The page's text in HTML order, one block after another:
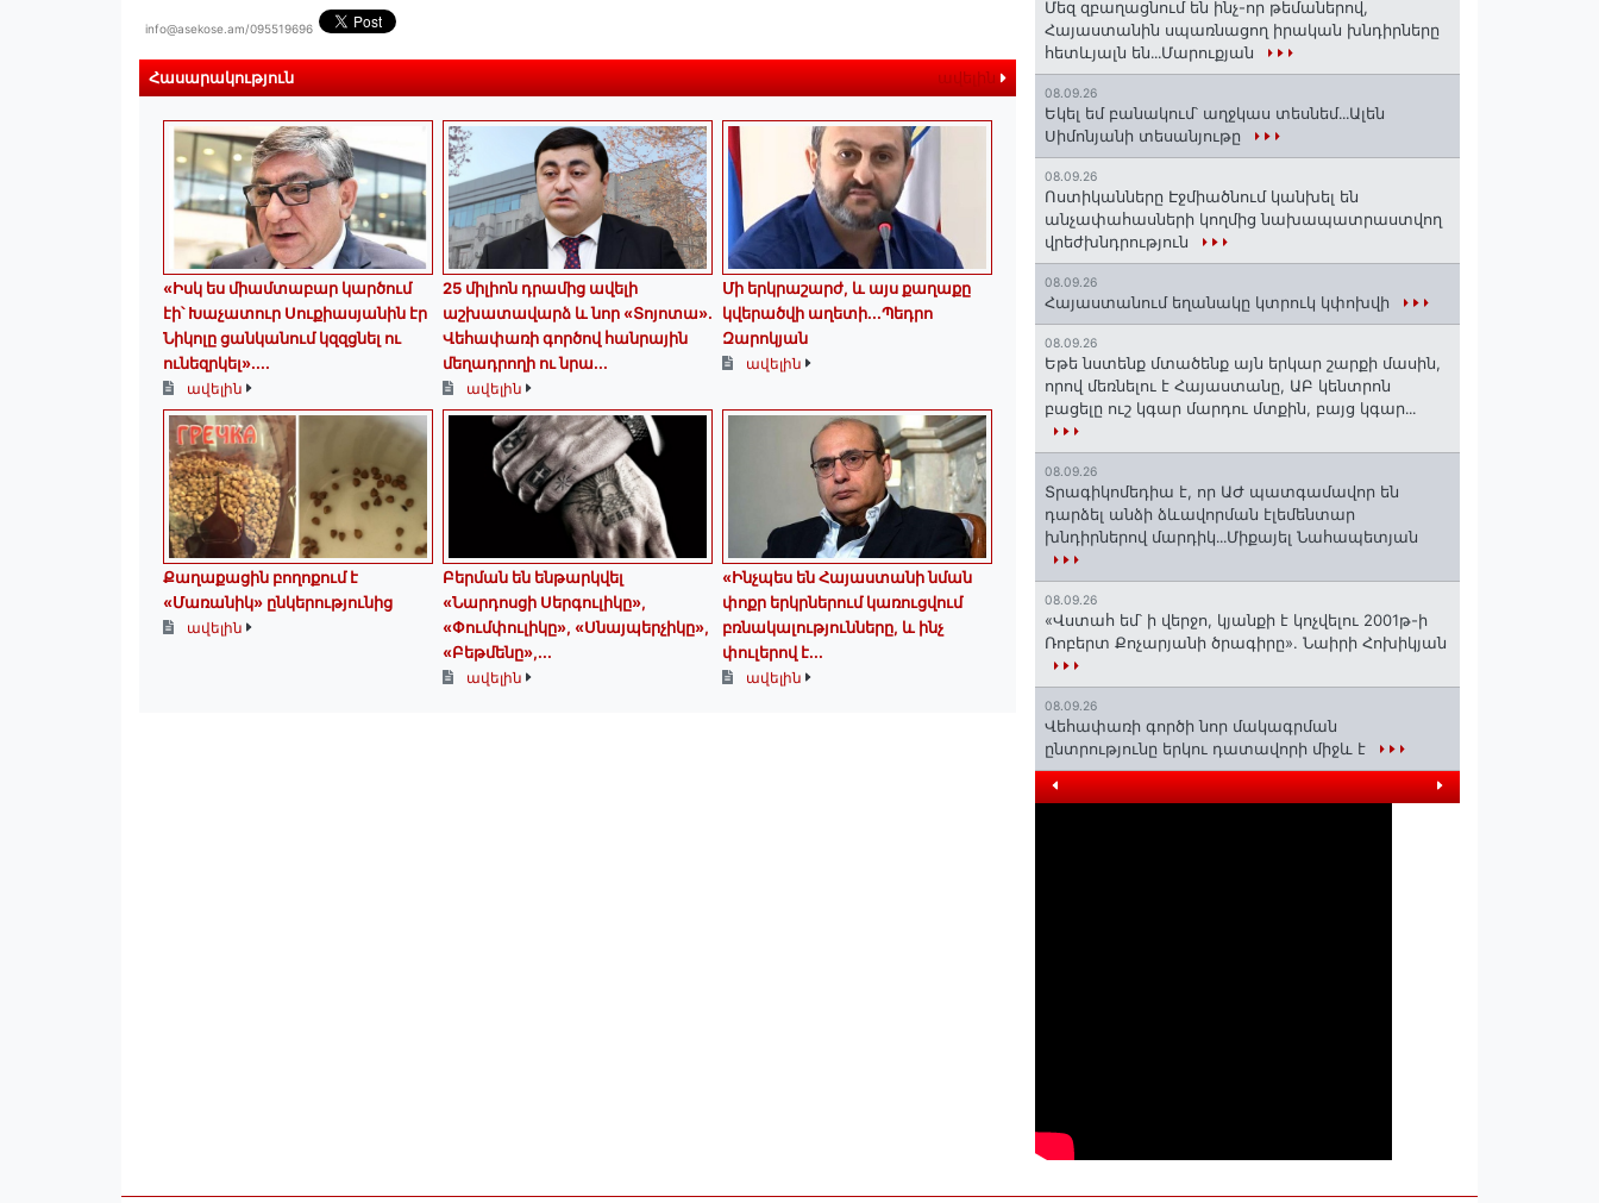
info@asekose.am/095519696
Հասարակություն ավելին
«Իսկ ես միամտաբար կարծում
էի՝ Խաչատուր Սուքիասյանին էր
Նիկոլը ցանկանում կզզցնել ու
ունեզրկել»․...
ավելին
25 միլիոն դրամից ավելի
աշխատավարձ և նոր «Տոյոտա»․
Վեհափառի գործով հանրային
մեղադրողի ու նրա...
ավելին
Մի երկրաշարժ, և այս քաղաքը
կվերածվի աղետի...Պեդրո
Զարոկյան
ավելին
Քաղաքացին բողոքում է
«Մառանիկ» ընկերությունից
ավելին
Բերման են ենթարկվել
«Նարդոսցի Սերգուլիկը»,
«Փումփուլիկը», «Սնայպերչիկը»,
«Բեթմենը»,...
ավելին
«Ինչպես են Հայաստանի նման
փոքր երկրներում կառուցվում
բռնակալությունները, և ինչ
փուլերով է...
ավելին
Մեզ զբաղացնում են ինչ-որ թեմաներով,
Հայաստանին սպառնացող իրական խնդիրները
հետևյալն են․․․Մարուքյան
08.09.26
Եկել եմ բանակում՝ աղջկաս տեսնեմ․․․Ալեն
Սիմոնյանի տեսանյութը
08.09.26
Ոստիկանները Էջմիածնում կանխել են
անչափահասների կողմից նախապատրաստվող
վրեժխնդրություն
08.09.26
Հայաստանում եղանակը կտրուկ կփոխվի
08.09.26
Եթե նստենք մտածենք այն երկար շարքի մասին,
որով մեռնելու է Հայաստանը, ԱԲ կենտրոն
բացելը ուշ կգար մարդու մտքին, բայց կգար․․․
08.09.26
Տրագիկոմեդիա է, որ ԱԺ պատգամավոր են
դարձել անձի ձևավորման էլեմենտար
խնդիրներով մարդիկ․․․Միքայել Նահապետյան
08.09.26
«Վստահ եմ՝ ի վերջո, կյանքի է կոչվելու 2001թ-ի
Ռոբերտ Քոչարյանի ծրագիրը». Նաիրի Հոխիկյան
08.09.26
Վեհափառի գործի նոր մակագրման
ընտրությունը երկու դատավորի միջև է